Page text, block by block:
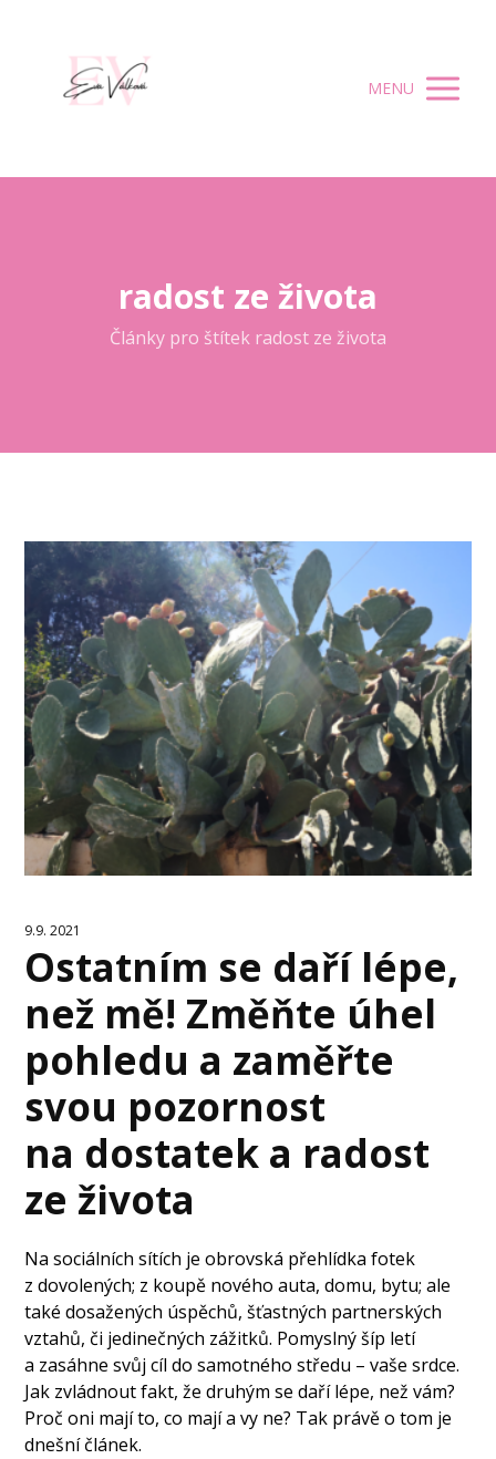
MENU
radost ze života
Články pro štítek radost ze života
9.9. 2021
Ostatním se daří lépe,
než mě! Změňte úhel
pohledu a zaměřte
svou pozornost
na dostatek a radost
ze života
Na sociálních sítích je obrovská přehlídka fotek
z dovolených; z koupě nového auta, domu, bytu; ale
také dosažených úspěchů, šťastných partnerských
vztahů, či jedinečných zážitků. Pomyslný šíp letí
a zasáhne svůj cíl do samotného středu – vaše srdce.
Jak zvládnout fakt, že druhým se daří lépe, než vám?
Proč oni mají to, co mají a vy ne? Tak právě o tom je
dnešní článek.